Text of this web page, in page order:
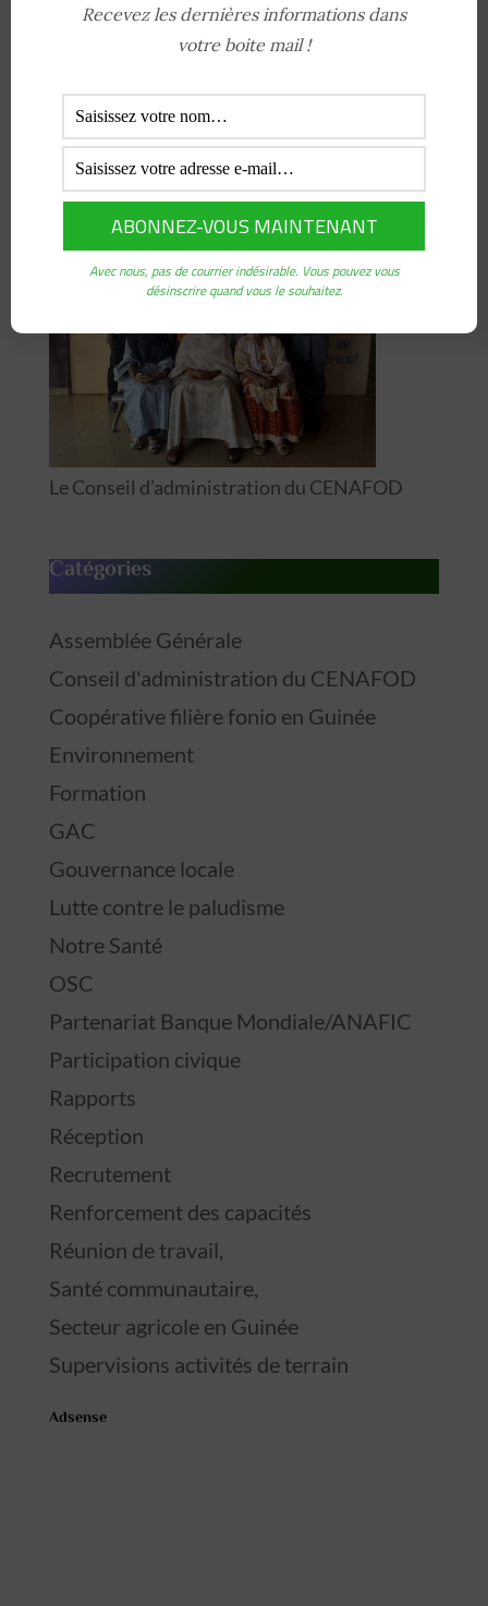
Rapport annuel 2024 du Centre Africain de
Formation pour le Développement
(CENAFOD)
Le Conseil d’administration du CENAFOD
Catégories
Assemblée Générale
Conseil d'administration du CENAFOD
Coopérative filière fonio en Guinée
Environnement
Formation
GAC
Gouvernance locale
Lutte contre le paludisme
Notre Santé
OSC
Partenariat Banque Mondiale/ANAFIC
Participation civique
Rapports
Réception
Recrutement
Renforcement des capacités
Réunion de travail,
Santé communautaire,
Secteur agricole en Guinée
Supervisions activités de terrain
Adsense
Recevez les dernières informations dans
votre boite mail !
Avec nous, pas de courrier indésirable. Vous pouvez vous
désinscrire quand vous le souhaitez.